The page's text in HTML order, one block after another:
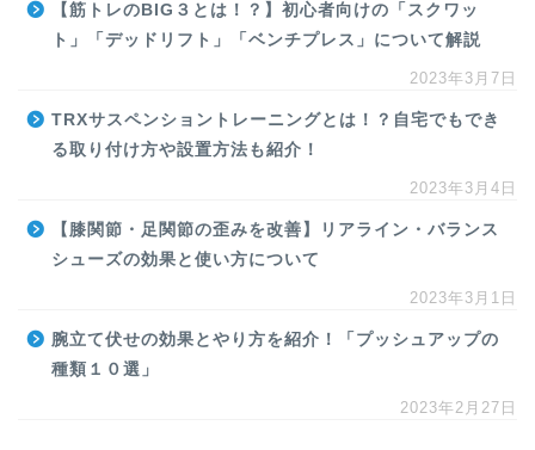
【筋トレのBIG３とは！？】初心者向けの「スクワッ
ト」「デッドリフト」「ベンチプレス」について解説
2023年3月7日
TRXサスペンショントレーニングとは！？自宅でもでき
る取り付け方や設置方法も紹介！
2023年3月4日
【膝関節・足関節の歪みを改善】リアライン・バランス
シューズの効果と使い方について
2023年3月1日
腕立て伏せの効果とやり方を紹介！「プッシュアップの
種類１０選」
2023年2月27日